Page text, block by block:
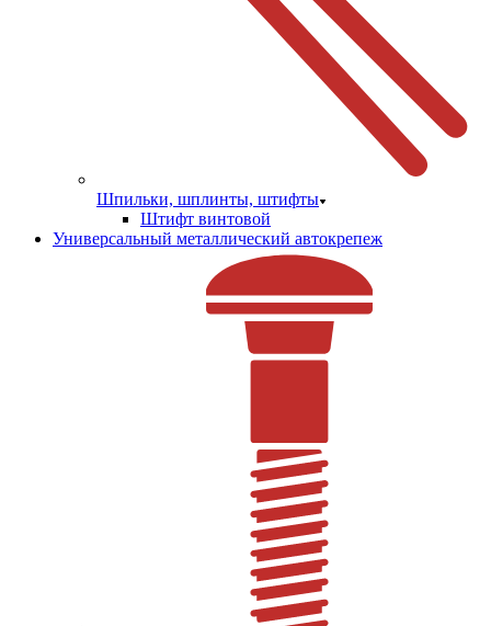
Шпильки, шплинты, штифты
Штифт винтовой
Универсальный металлический автокрепеж